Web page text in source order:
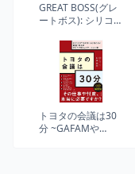
GREAT BOSS(グレ
ートボス): シリコン
トヨタの会議は30
分 ~GAFAMや